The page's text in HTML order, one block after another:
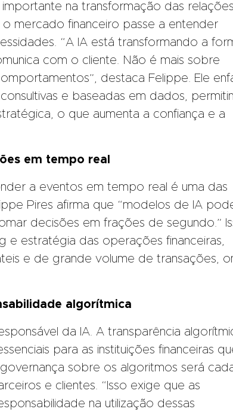
na transformação das relações
mercado financeiro passe a entender
“A IA está transformando a
com o cliente. Não é mais sobre
destaca Felippe. Ele
e baseadas em dados,
o que aumenta a confiança e a
em tempo real
a eventos em tempo real é uma das
Pires afirma que “modelos de IA
decisões em frações de segundo.”
e estratégia das operações financeiras,
e de grande volume de transações,
algorítmica
da IA. A transparência
para as instituições financeiras
sobre os algoritmos será
e clientes. “Isso exige que as
na utilização dessas